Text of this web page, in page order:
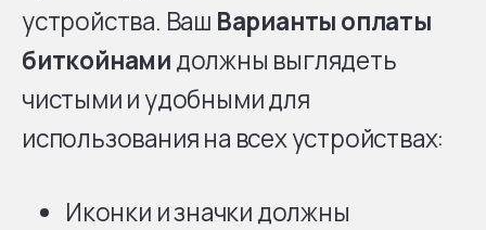
устройства. Ваш Варианты оплаты
биткойнамидолжны выглядеть
чистыми и удобными для
использования на всех устройствах:
Иконки и значки должны